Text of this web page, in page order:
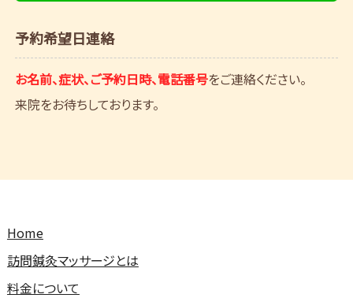
予約希望日連絡
お名前、症状、ご予約日時、電話番号をご連絡ください。
来院をお待ちしております。
Home
訪問鍼灸マッサージとは
料金について